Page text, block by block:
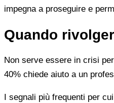
impegna a proseguire e
Quando
Non serve essere in crisi
40% chiede aiuto a un
I segnali più frequenti per